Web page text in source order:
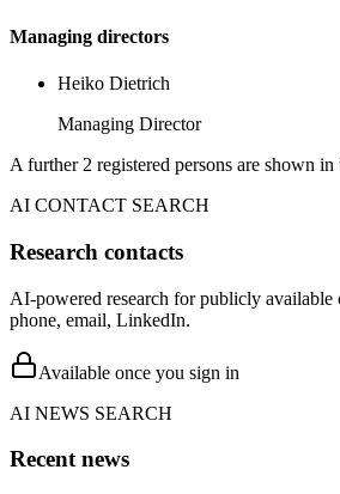
Managing directors
Heiko Dietrich
Managing Director
A further 2 registered persons are shown
AI CONTACT SEARCH
Research contacts
AI-powered research for publicly available
phone, email, LinkedIn.
Available once you sign in
AI NEWS SEARCH
Recent news